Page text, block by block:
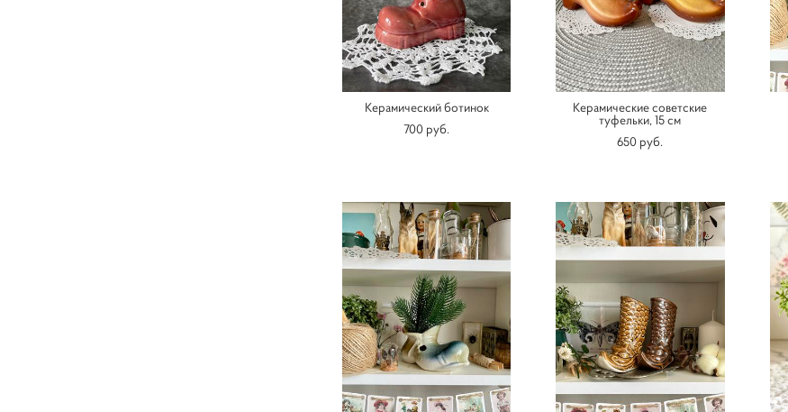
Керамический ботинок
700 pуб.
Керамические советские
туфельки, 15 см
650 pуб.